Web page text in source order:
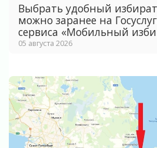
Выбрать удобный
можно заранее на
сервиса «Мобильный
05 августа 2026